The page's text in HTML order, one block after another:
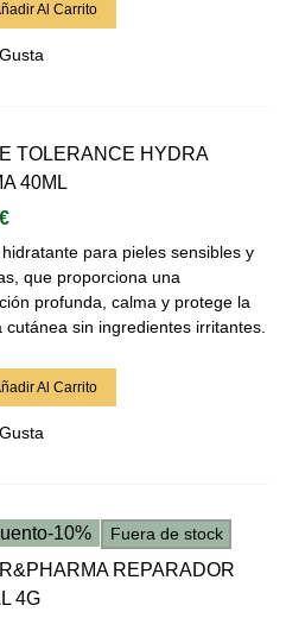
Al Carrito
TOLERANCE HYDRA
40ML
para pieles sensibles y
que proporciona una
profunda, calma y protege la
cutánea sin ingredientes irritantes.
Al Carrito
-10% Fuera de stock
REPARADOR
4G